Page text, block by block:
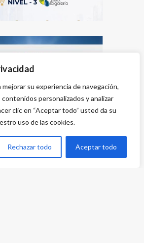
mejorar su experiencia de navegación,
personalizados y analizar
clic en “Aceptar todo” usted da su
uso de las cookies.
Rechazar todo Aceptar todo